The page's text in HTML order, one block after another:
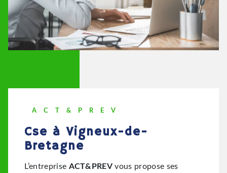
ACT&PREV
cse à Vigneux-de-
Bretagne
L’entreprise ACT&PREV vous propose ses